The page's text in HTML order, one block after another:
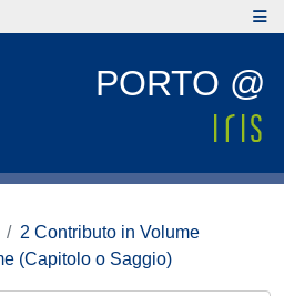
PORTO @
2 Contributo in Volume
(Capitolo o Saggio)